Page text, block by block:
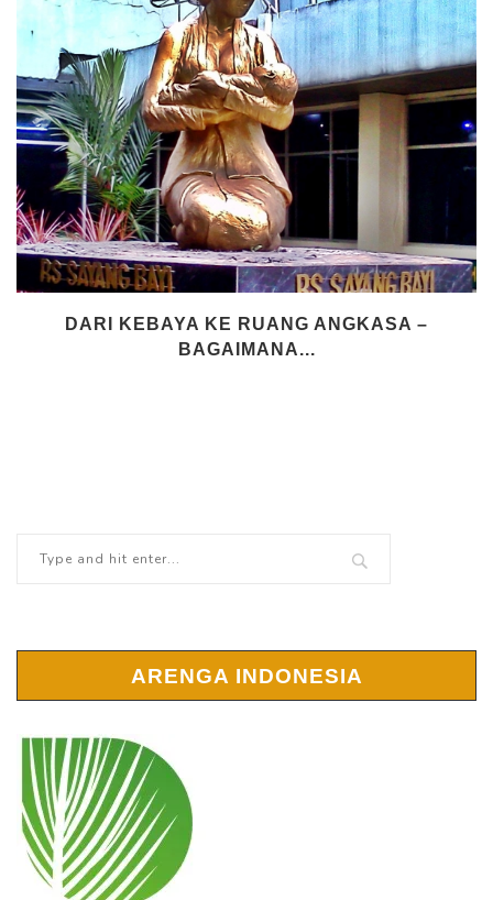
DARI KEBAYA KE RUANG ANGKASA –
BAGAIMANA...
ARENGA INDONESIA